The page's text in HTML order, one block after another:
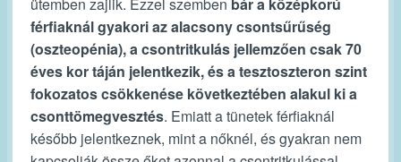
ütemben zajlik. Ezzel szemben bár a középkorú
férfiaknál gyakori az alacsony csontsűrűség
(oszteopénia), a csontritkulás jellemzően csak 70
éves kor táján jelentkezik, és a tesztoszteron szint
fokozatos csökkenése következtében alakul ki a
csonttömegvesztés. Emiatt a tünetek férfiaknál
később jelentkeznek, mint a nőknél, és gyakran nem